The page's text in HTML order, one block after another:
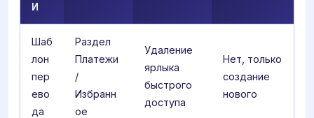
И
Шаб
лон
пер
ево
да
Раздел
Платежи
/
Избранн
ое
Удаление
ярлыка
быстрого
доступа
Нет, только
создание
нового